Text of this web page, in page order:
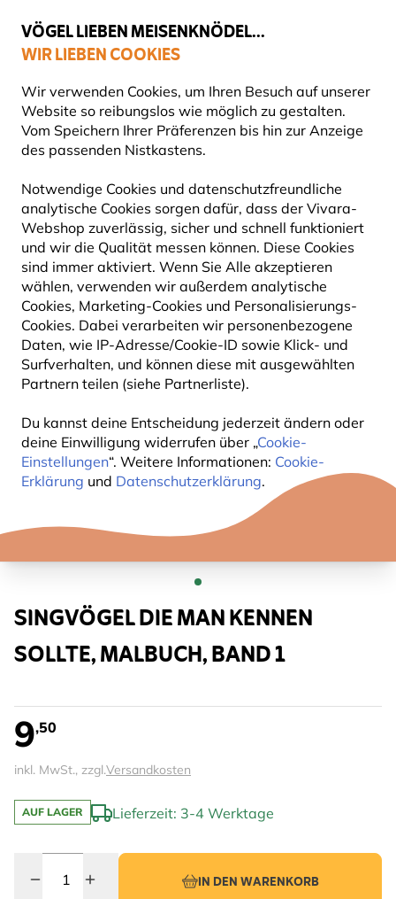
VÖGEL LIEBEN MEISENKNÖDEL...
WIR LIEBEN COOKIES
Wir verwenden Cookies, um Ihren Besuch auf unserer
Website so reibungslos wie möglich zu gestalten.
Vom Speichern Ihrer Präferenzen bis hin zur Anzeige
des passenden Nistkastens.
Notwendige Cookies und datenschutzfreundliche
analytische Cookies sorgen dafür, dass der Vivara-
Webshop zuverlässig, sicher und schnell funktioniert
und wir die Qualität messen können. Diese Cookies
sind immer aktiviert. Wenn Sie Alle akzeptieren
wählen, verwenden wir außerdem analytische
Cookies, Marketing-Cookies und Personalisierungs-
Cookies. Dabei verarbeiten wir personenbezogene
Daten, wie IP-Adresse/Cookie-ID sowie Klick- und
Surfverhalten, und können diese mit ausgewählten
Partnern teilen (siehe Partnerliste).
Du kannst deine Entscheidung jederzeit ändern oder
deine Einwilligung widerrufen über „Cookie-
Einstellungen“. Weitere Informationen: Cookie-
Erklärung und Datenschutzerklärung.
Top-bewertet in 11 Ländern
Naturbeobachtung Bücher
SINGVÖGEL DIE MAN KENNEN
SOLLTE, MALBUCH, BAND 1
9,50
inkl. MwSt., zzgl.Versandkosten
AUF LAGER Lieferzeit: 3-4 Werktage
IN DEN WARENKORB